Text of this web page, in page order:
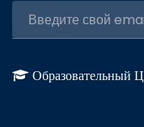
Образовательный